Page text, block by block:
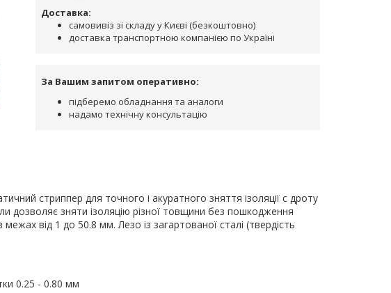
Доставка:
самовивіз зі складу у Києві (безкоштовно)
доставка транспортною компанією по Україні
За Вашим запитом оперативно:
підберемо обладнання та аналоги
надамо технічну консультацію
стриппер для точного і акуратного зняття ізоляції c дроту
дозволяє зняти ізоляцію різної товщини без пошкодження
від 1 до 50.8 мм. Лезо із загартованої сталі (твердість
0.25 - 0.80 мм